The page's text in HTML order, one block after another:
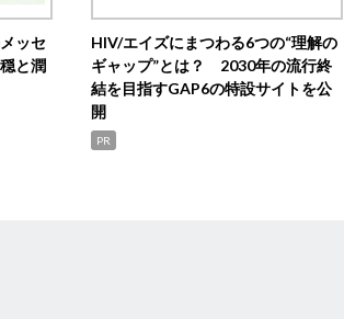
ッセ
と潤
HIV/エイズにまつわる6つの“理解の
ギャップ”とは？ 2030年の流行終
結を目指すGAP6の特設サイトを公
開
PR